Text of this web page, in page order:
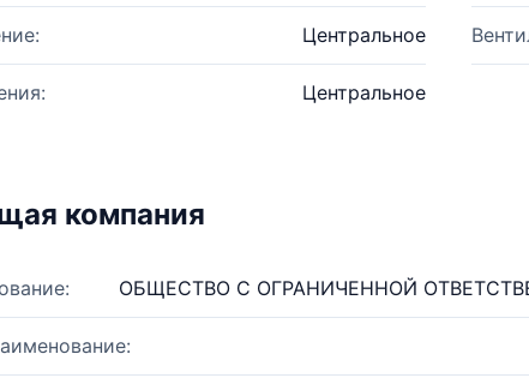
Центральное
Центральное
компания
ОБЩЕСТВО С ОГРАНИЧЕННОЙ